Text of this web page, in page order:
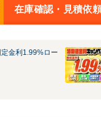
在庫確認・見積依
金利1.99%ロー